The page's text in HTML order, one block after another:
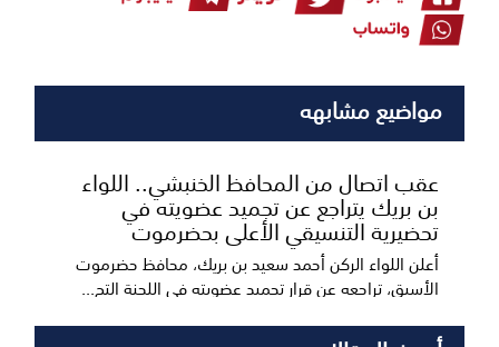
مواضيع مشابهه
عقب اتصال من المحافظ الخنبشي.. اللواء
بن بريك يتراجع عن تجميد عضويته في
تحضيرية التنسيقي الأعلى بحضرموت
أعلن اللواء الركن أحمد سعيد بن بريك، محافظ حضرموت
الأسبق، تراجعه عن قرار تجميد عضويته في اللجنة التح...